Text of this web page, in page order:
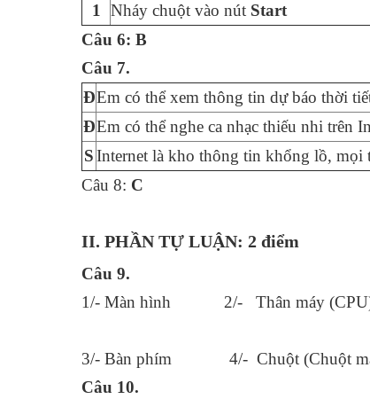
1
Nháy chuột vào nút Start
Câu 6: B
Câu 7.
ĐEm có thể xem thông tin dự báo thời
ĐEm có thể nghe ca nhạc thiếu nhi trên
SInternet là kho thông tin khổng lồ, mọi
Câu 8: C
II. PHẦN TỰ LUẬN: 2 điểm
Câu 9.
1/- Màn hình 2/- Thân máy
3/- Bàn phím 4/- Chuột (Chuột
Câu 10.